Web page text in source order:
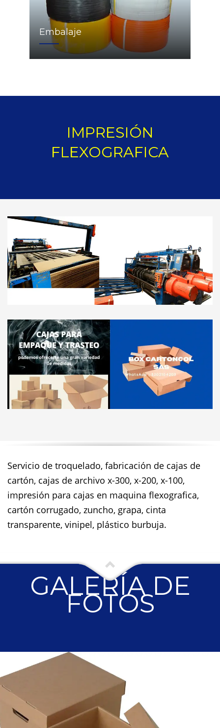
Embalaje
IMPRESIÓN
FLEXOGRAFICA
Servicio de troquelado, fabricación de cajas de
cartón, cajas de archivo x-300, x-200, x-100,
impresión para cajas en maquina flexografica,
cartón corrugado, zuncho, grapa, cinta
transparente, vinipel, plástico burbuja.
GALERÍA DE
FOTOS